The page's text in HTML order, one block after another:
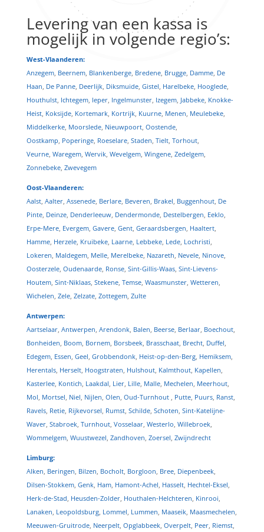
Levering van een kassa is
mogelijk in volgende regio’s:
West-Vlaanderen:
Anzegem, Beernem, Blankenberge, Bredene, Brugge, Damme, De
Haan De Panne, Deerlijk, Diksmuide, Gistel Harelbeke, Hooglede,
Houthulst, Ichtegem, Ieper, Ingelmunster, Izegem, Jabbeke, Knokke-
Heist, Koksijde, Kortemark, Kortrijk, Kuurne, Menen Meulebeke,
Middelkerke, Moorslede, Nieuwpoort, Oostende,
Oostkamp Poperinge, Roeselare, Staden Tielt, Torhout,
Veurne, Waregem, Wervik, Wevelgem, Wingene, Zedelgem,
Zonnebeke, Zwevegem
Oost-Vlaanderen:
Aalst, Aalter, Assenede, Berlare, Beveren Brakel Buggenhout, De
Pinte, Deinze, Denderleeuw, Dendermonde, Destelbergen Eeklo
Erpe-Mere, Evergem, Gavere, Gent, Geraardsbergen Haaltert,
Hamme, Herzele, Kruibeke, Laarne, Lebbeke, Lede, Lochristi
Lokeren Maldegem, Melle, Merelbeke, Nazareth Nevele, Ninove,
Oosterzele, Oudenaarde, Ronse, Sint-Gillis-Waas, Sint-Lievens-
Houtem, Sint-Niklaas, Stekene, Temse, Waasmunster, Wetteren
Wichelen Zele, Zelzate, Zottegem, Zulte
Antwerpen:
Aartselaar, Antwerpen Arendonk, Balen Beerse, Berlaar, Boechout,
Bonheiden Boom, Bornem, Borsbeek, Brasschaat, Brecht, Duffel
Edegem, Essen Geel Grobbendonk, Heist-op-den-Berg, Hemiksem,
Herentals, Herselt, Hoogstraten Hulshout, Kalmthout, Kapellen
Kasterlee, Kontich Laakdal Lier, Lille, Malle, Mechelen Meerhout,
Mol Mortsel Niel Nijlen Olen Oud-Turnhout Putte, Puurs, Ranst,
Ravels, Retie, Rijkevorsel Rumst, Schilde, Schoten Sint-Katelijne-
Waver, Stabroek, Turnhout, Vosselaar, Westerlo Willebroek,
Wommelgem, Wuustwezel Zandhoven Zoersel Zwijndrecht
Limburg:
Alken Beringen Bilzen Bocholt, Borgloon Bree, Diepenbeek,
Dilsen-Stokkem, Genk, Ham, Hamont-Achel Hasselt, Hechtel-Eksel
Herk-de-Stad Heusden-Zolder, Houthalen-Helchteren Kinrooi
Lanaken Leopoldsburg, Lommel Lummen Maaseik, Maasmechelen
Meeuwen-Gruitrode, Neerpelt, Opglabbeek, Overpelt, Peer, Riemst,